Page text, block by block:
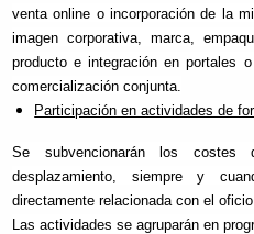
venta online o incorporación de la
imagen corporativa, marca,
producto e integración en portales
comercialización conjunta.
Participación en actividades de
Se subvencionarán los
desplazamiento, siempre y
directamente relacionada con el oficio
Las actividades se agruparán en